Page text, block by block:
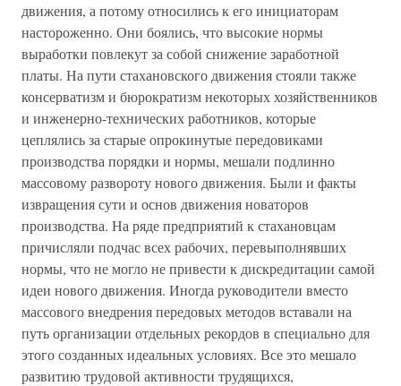
движения, а потому относились к его инициаторам
настороженно. Они боялись, что высокие нормы
выработки повлекут за собой снижение заработной
платы. На пути стахановского движения стояли также
консерватизм и бюрократизм некоторых хозяйственников
и инженерно-технических работников, которые
цеплялись за старые опрокинутые передовиками
производства порядки и нормы, мешали подлинно
массовому развороту нового движения. Были и факты
извращения сути и основ движения новаторов
производства. На ряде предприятий к стахановцам
причисляли подчас всех рабочих, перевыполнявших
нормы, что не могло не привести к дискредитации самой
идеи нового движения. Иногда руководители вместо
массового внедрения передовых методов вставали на
путь организации отдельных рекордов в специально для
этого созданных идеальных условиях. Все это мешало
развитию трудовой активности трудящихся,